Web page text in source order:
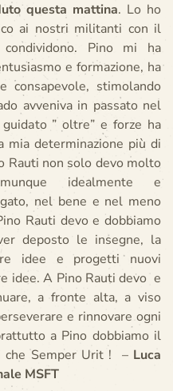
questa mattina. Lo ho
ai nostri militanti con il
Pino mi ha
e formazione, ha
stimolando
avveniva in passato nel
” oltre” e forze ha
determinazione più di
Rauti non solo devo molto
idealmente e
nel bene e nel meno
Rauti devo e dobbiamo
deposto le insegne, la
idee e progetti nuovi
idee. A Pino Rauti devo e
a fronte alta, a viso
e rinnovare ogni
a Pino dobbiamo il
che Semper Urit ! – Luca
MSFT